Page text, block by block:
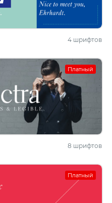
4 шрифтов
Платный
8 шрифтов
Платный